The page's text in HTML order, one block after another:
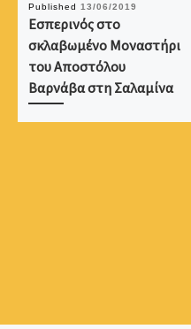
Published 13/06/2019
Εσπερινός στο
σκλαβωμένο Μοναστήρι
του Αποστόλου
Βαρνάβα στη Σαλαμίνα